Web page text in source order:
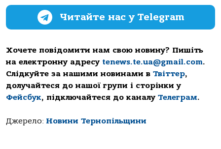
Читайте нас у Telegram
Хочете повідомити нам свою новину? Пишіть
на електронну адресу tenews.te.ua@gmail.com.
Слідкуйте за нашими новинами в Твіттер,
долучайтеся до нашої групи і сторінки у
Фейсбук, підключайтеся до каналу Телеграм.
Джерело: Новини Тернопільщини